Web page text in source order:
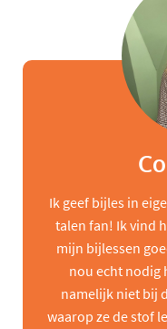
Ik geef bijles in
talen fan! Ik vind
mijn bijlessen
nou echt nodig
namelijk niet bij
waarop ze de stof